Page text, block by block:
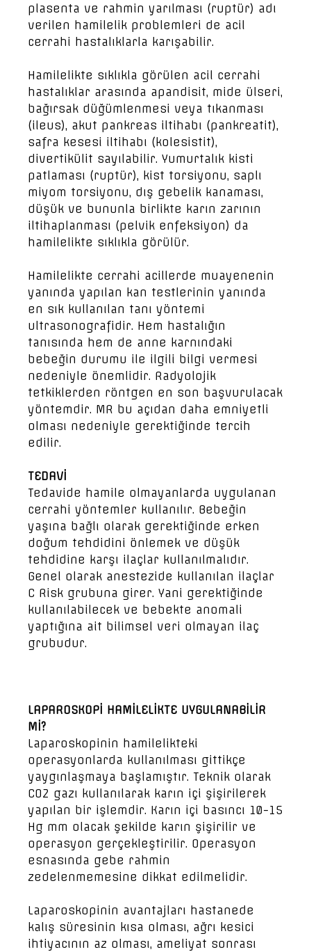
plasenta ve rahmin yarılması (ruptür) adı
verilen hamilelik problemleri de acil
cerrahi hastalıklarla karışabilir.
Hamilelikte sıklıkla görülen acil cerrahi
hastalıklar arasında apandisit, mide ülseri,
bağırsak düğümlenmesi veya tıkanması
(ileus), akut pankreas iltihabı (pankreatit),
safra kesesi iltihabı (kolesistit),
divertikülit sayılabilir. Yumurtalık kisti
patlaması (ruptür), kist torsiyonu, saplı
miyom torsiyonu, dış gebelik kanaması,
düşük ve bununla birlikte karın zarının
iltihaplanması (pelvik enfeksiyon) da
hamilelikte sıklıkla görülür.
Hamilelikte cerrahi acillerde muayenenin
yanında yapılan kan testlerinin yanında
en sık kullanılan tanı yöntemi
ultrasonografidir. Hem hastalığın
tanısında hem de anne karnındaki
bebeğin durumu ile ilgili bilgi vermesi
nedeniyle önemlidir. Radyolojik
tetkiklerden röntgen en son başvurulacak
yöntemdir. MR bu açıdan daha emniyetli
olması nedeniyle gerektiğinde tercih
edilir.
TEDAVİ
Tedavide hamile olmayanlarda uygulanan
cerrahi yöntemler kullanılır. Bebeğin
yaşına bağlı olarak gerektiğinde erken
doğum tehdidini önlemek ve düşük
tehdidine karşı ilaçlar kullanılmalıdır.
Genel olarak anestezide kullanılan ilaçlar
C Risk grubuna girer. Yani gerektiğinde
kullanılabilecek ve bebekte anomali
yaptığına ait bilimsel veri olmayan ilaç
grubudur.
LAPAROSKOPİ HAMİLELİKTE UYGULANABİLİR
Mİ?
Laparoskopinin hamilelikteki
operasyonlarda kullanılması gittikçe
yaygınlaşmaya başlamıştır. Teknik olarak
CO2 gazı kullanılarak karın içi şişirilerek
yapılan bir işlemdir. Karın içi basıncı 10-15
Hg mm olacak şekilde karın şişirilir ve
operasyon gerçekleştirilir. Operasyon
esnasında gebe rahmin
zedelenmemesine dikkat edilmelidir.
Laparoskopinin avantajları hastanede
kalış süresinin kısa olması, ağrı kesici
ihtiyacının az olması, ameliyat sonrası